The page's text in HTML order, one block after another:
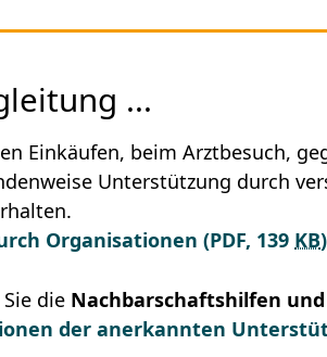
...
Einkäufen, beim Arztbesuch,
Unterstützung durch
Organisationen (PDF, 139 KB)
die Nachbarschaftshilfen
der anerkannten